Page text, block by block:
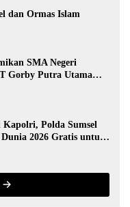
dan Ormas Islam
SMA Negeri
Gorby Putra Utama
Polda Sumsel
2026 Gratis untuk